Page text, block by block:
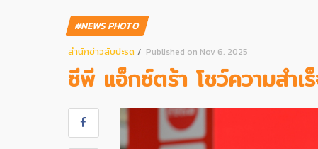
#NEWS PHOTO
สํานักข่าวสับปะรด
Published on Nov 6, 2025
ซีพี แอ็กซ์ตร้า โชว์ความสำ